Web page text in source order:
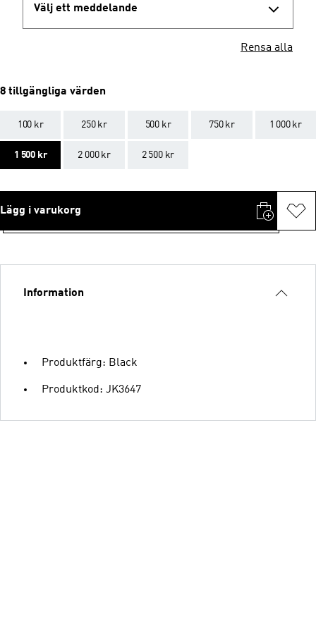
Välj ett meddelande
Rensa alla
8 tillgängliga värden
100 kr 250 kr 500 kr 750 kr 1 000 kr
1 500 kr 2 000 kr 2 500 kr
Lägg i varukorg
Information
Produktfärg: Black
Produktkod: JK3647